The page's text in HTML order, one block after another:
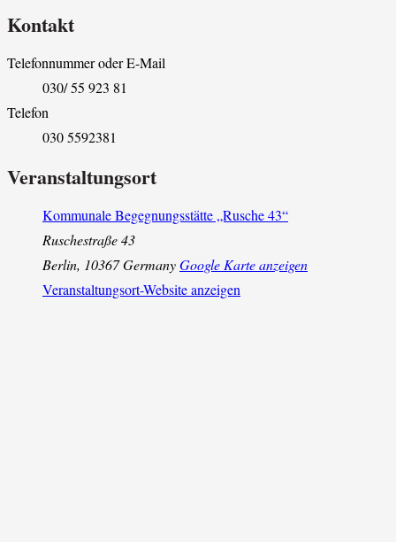
Kontakt
Telefonnummer oder E-Mail
030/ 55 923 81
Telefon
030 5592381
Veranstaltungsort
Kommunale Begegnungsstätte „Rusche 43“
Ruschestraße 43
Berlin, 10367GermanyGoogle Karte anzeigen
Veranstaltungsort-Website anzeigen